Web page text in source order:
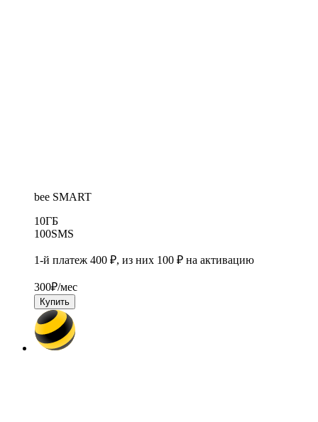
bee SMART
10ГБ
100SMS
1-й платеж 400 ₽, из них 100 ₽ на активацию
300₽/мес
Купить